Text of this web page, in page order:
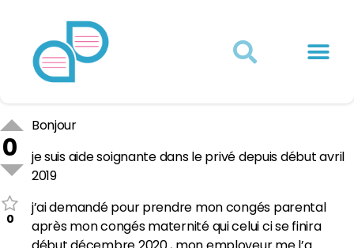
0
0
Bonjour
je suis aide soignante dans le privé depuis début avril
2019
j’ai demandé pour prendre mon congés parental
après mon congés maternité qui celui ci se finira